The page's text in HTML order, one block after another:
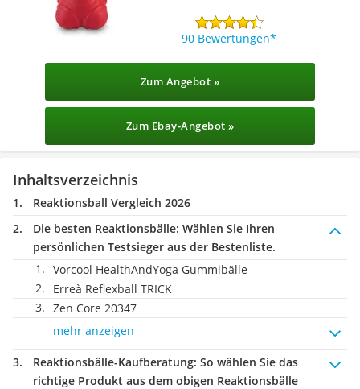
90 Bewertungen
Zum Angebot »
Zum Ebay-Angebot »
Inhaltsverzeichnis
Reaktionsball Vergleich 2026
Die besten Reaktionsbälle: Wählen Sie Ihren
persönlichen Testsieger aus der Bestenliste.
Vorcool HealthAndYoga Gummibälle
Erreà Reflexball TRICK
Zen Core 20347
mehr anzeigen
Reaktionsbälle-Kaufberatung: So wählen Sie das
richtige Produkt aus dem obigen Reaktionsbälle